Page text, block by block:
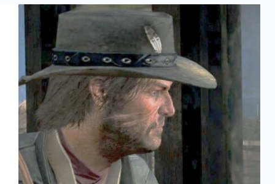
com
os
Fantásticos
Quatro
e
Os
Incríveis